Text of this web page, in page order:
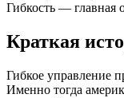
Гибкость — главная
Краткая
Гибкое управление
Именно тогда